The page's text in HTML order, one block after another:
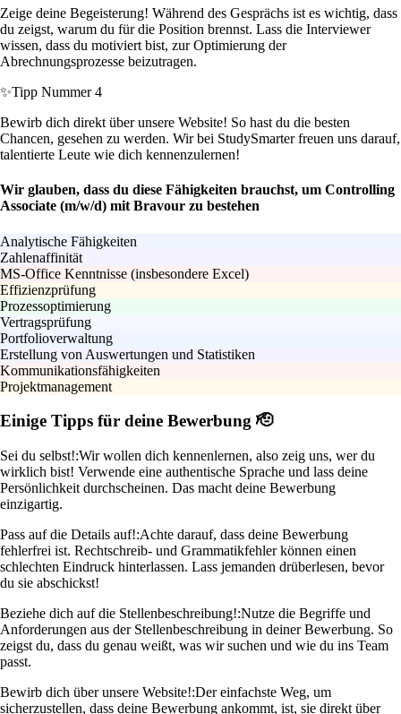
Zeige deine Begeisterung! Während des Gesprächs ist es wichtig, dass
du zeigst, warum du für die Position brennst. Lass die Interviewer
wissen, dass du motiviert bist, zur Optimierung der
Abrechnungsprozesse beizutragen.
✨Tipp Nummer 4
Bewirb dich direkt über unsere Website! So hast du die besten
Chancen, gesehen zu werden. Wir bei StudySmarter freuen uns darauf,
talentierte Leute wie dich kennenzulernen!
Wir glauben, dass du diese Fähigkeiten brauchst, um Controlling
Associate (m/w/d) mit Bravour zu bestehen
Analytische Fähigkeiten
Zahlenaffinität
MS-Office Kenntnisse (insbesondere Excel)
Effizienzprüfung
Prozessoptimierung
Vertragsprüfung
Portfolioverwaltung
Erstellung von Auswertungen und Statistiken
Kommunikationsfähigkeiten
Projektmanagement
Einige Tipps für deine Bewerbung 🫡
Sei du selbst!:Wir wollen dich kennenlernen, also zeig uns, wer du
wirklich bist! Verwende eine authentische Sprache und lass deine
Persönlichkeit durchscheinen. Das macht deine Bewerbung
einzigartig.
Pass auf die Details auf!:Achte darauf, dass deine Bewerbung
fehlerfrei ist. Rechtschreib- und Grammatikfehler können einen
schlechten Eindruck hinterlassen. Lass jemanden drüberlesen, bevor
du sie abschickst!
Beziehe dich auf die Stellenbeschreibung!:Nutze die Begriffe und
Anforderungen aus der Stellenbeschreibung in deiner Bewerbung. So
zeigst du, dass du genau weißt, was wir suchen und wie du ins Team
passt.
Bewirb dich über unsere Website!:Der einfachste Weg, um
sicherzustellen, dass deine Bewerbung ankommt, ist, sie direkt über